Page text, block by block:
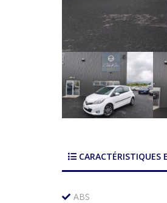
CARACTÉRISTIQUES
ABS